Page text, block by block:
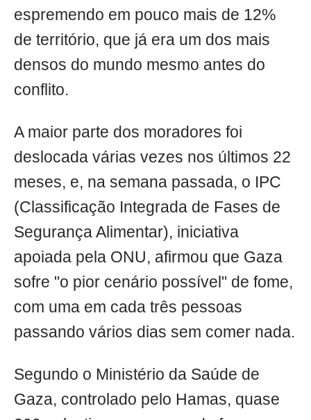
espremendo em pouco mais de 12%
de território, que já era um dos mais
densos do mundo mesmo antes do
conflito.
A maior parte dos moradores foi
deslocada várias vezes nos últimos 22
meses, e, na semana passada, o IPC
(Classificação Integrada de Fases de
Segurança Alimentar), iniciativa
apoiada pela ONU, afirmou que Gaza
sofre "o pior cenário possível" de fome,
com uma em cada três pessoas
passando vários dias sem comer nada.
Segundo o Ministério da Saúde de
Gaza, controlado pelo Hamas, quase